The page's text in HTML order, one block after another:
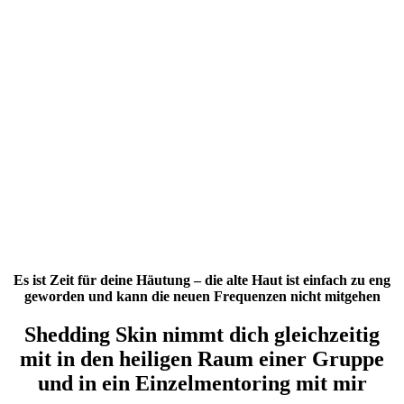
Es ist Zeit für deine Häutung – die alte Haut ist einfach zu eng
geworden und kann die neuen Frequenzen nicht mitgehen
Shedding Skin nimmt dich gleichzeitig
mit in den heiligen Raum einer Gruppe
und in ein Einzelmentoring mit mir